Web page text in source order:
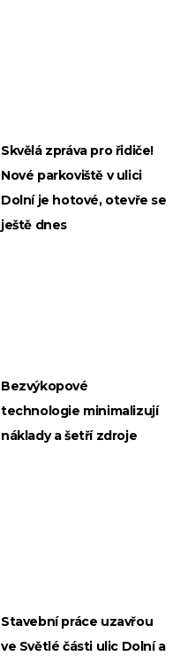
Skvělá zpráva pro řidiče!
Nové parkoviště v ulici
Dolní je hotové, otevře se
ještě dnes
Bezvýkopové
technologie minimalizují
náklady a šetří zdroje
Stavební práce uzavřou
ve Světlé části ulic Dolní a